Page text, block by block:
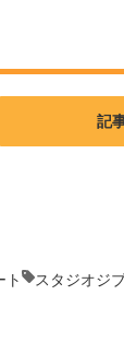
記
ト スタジオジ